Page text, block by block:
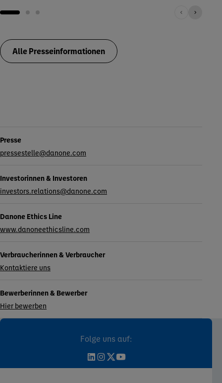
Alle Presseinformationen
Presse
pressestelle@danone.com
Investorinnen & Investoren
investors.relations@danone.com
Danone Ethics Line
www.danoneethicsline.com
Verbraucherinnen & Verbraucher
Kontaktiere uns
Bewerberinnen & Bewerber
Hier bewerben
Folge uns auf: